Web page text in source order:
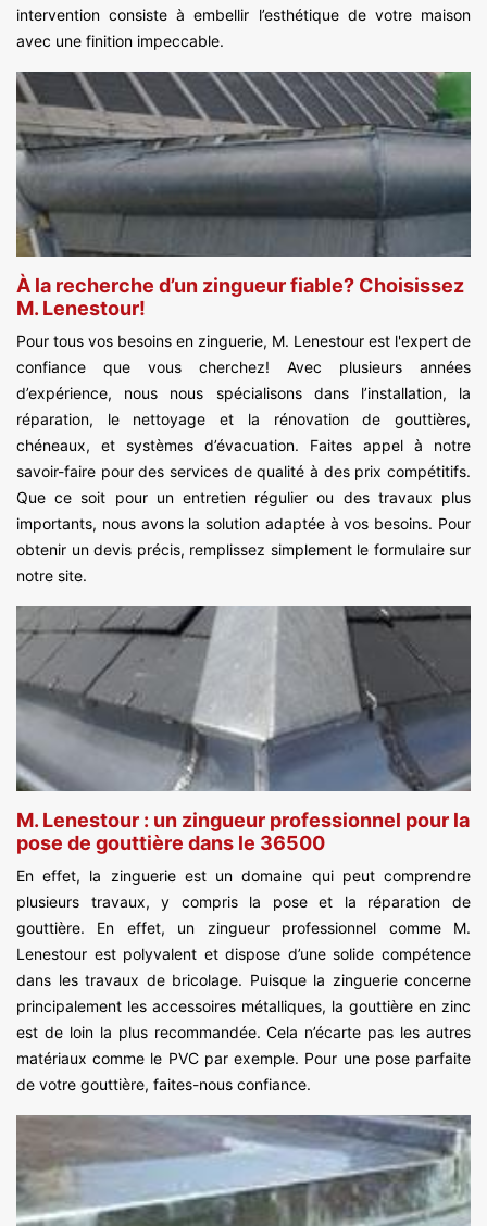
intervention consiste à embellir l’esthétique de votre maison
avec une finition impeccable.
À la recherche d’un zingueur fiable? Choisissez
M. Lenestour!
Pour tous vos besoins en zinguerie, M. Lenestour est l'expert de
confiance que vous cherchez! Avec plusieurs années
d’expérience, nous nous spécialisons dans l’installation, la
réparation, le nettoyage et la rénovation de gouttières,
chéneaux, et systèmes d’évacuation. Faites appel à notre
savoir-faire pour des services de qualité à des prix compétitifs.
Que ce soit pour un entretien régulier ou des travaux plus
importants, nous avons la solution adaptée à vos besoins. Pour
obtenir un devis précis, remplissez simplement le formulaire sur
notre site.
M. Lenestour : un zingueur professionnel pour la
pose de gouttière dans le 36500
En effet, la zinguerie est un domaine qui peut comprendre
plusieurs travaux, y compris la pose et la réparation de
gouttière. En effet, un zingueur professionnel comme M.
Lenestour est polyvalent et dispose d’une solide compétence
dans les travaux de bricolage. Puisque la zinguerie concerne
principalement les accessoires métalliques, la gouttière en zinc
est de loin la plus recommandée. Cela n’écarte pas les autres
matériaux comme le PVC par exemple. Pour une pose parfaite
de votre gouttière, faites-nous confiance.